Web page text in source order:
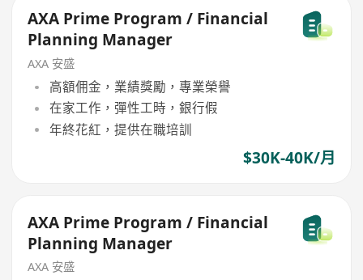
AXA Prime Program / Financial
Planning Manager
AXA 安盛
高額佣金，業績獎勵，專業榮譽
在家工作，彈性工時，銀行假
年終花紅，提供在職培訓
$30K-40K/月
AXA Prime Program / Financial
Planning Manager
AXA 安盛